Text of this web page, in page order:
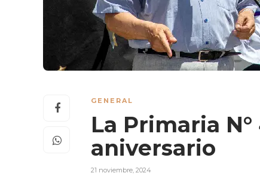
GENERAL
La Primaria
aniversario
21 noviembre, 2024